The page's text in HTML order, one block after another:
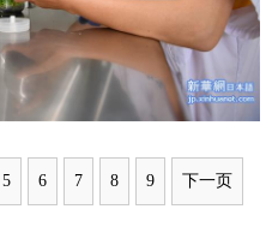
5 6 7 8 9 下一页